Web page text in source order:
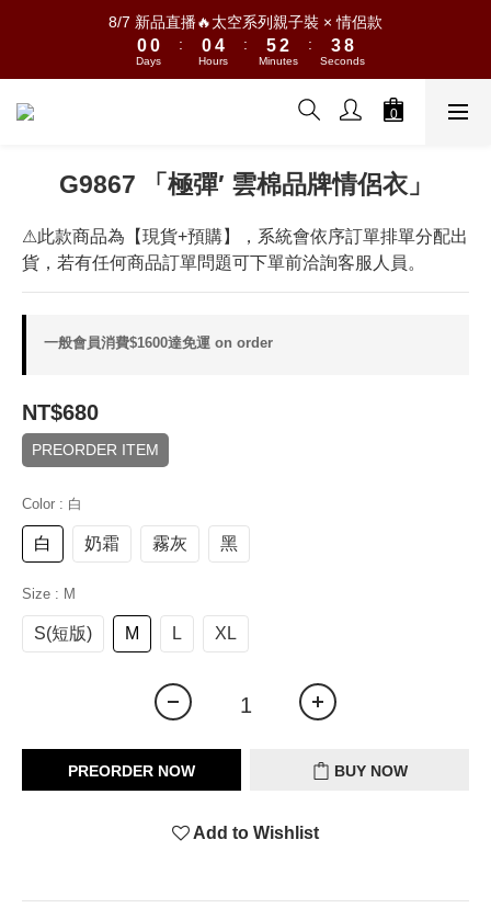
8/7 新品直播🔥太空系列親子裝 × 情侶款
1
0
1
0
Days
:
1
0
5
4
3
Hours
:
6
5
4
3
2
1
Minutes
:
4
3
2
0
9
8
7
5
2
0
Seconds
G9867 「極彈′ 雲棉品牌情侶衣」
⚠此款商品為【現貨+預購】，系統會依序訂單排單分配出
貨，若有任何商品訂單問題可下單前洽詢客服人員。
一般會員消費$1600達免運 on order
NT$680
PREORDER ITEM
Color : 白
白 奶霜 霧灰 黑
Size : M
S(短版) M L XL
PREORDER NOW BUY NOW
Add to Wishlist